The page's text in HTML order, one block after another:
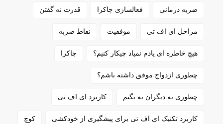
ضربه درمانی فعالسازی چاکرا قدرت نه گفتن
مراحل ای اف تی موفقیت نقاط ضربه
هیچ خاطره ای یادم نمیاد چیکار کنیم؟ چاکرا
چطوری ازدواج موفق داشته باشم؟
چطوری به دیگران نه بگیم کاربرد ای اف تی
کاربرد تکنیک ای اف تی برای پیشگیری از خودکشی کوچ